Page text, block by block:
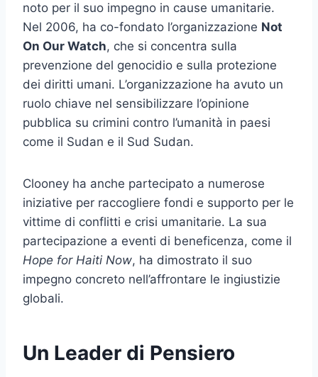
noto per il suo impegno in cause umanitarie.
Nel 2006, ha co-fondato l’organizzazione Not
On Our Watch, che si concentra sulla
prevenzione del genocidio e sulla protezione
dei diritti umani. L’organizzazione ha avuto un
ruolo chiave nel sensibilizzare l’opinione
pubblica su crimini contro l’umanità in paesi
come il Sudan e il Sud Sudan.
Clooney ha anche partecipato a numerose
iniziative per raccogliere fondi e supporto per le
vittime di conflitti e crisi umanitarie. La sua
partecipazione a eventi di beneficenza, come il
Hope for Haiti Now, ha dimostrato il suo
impegno concreto nell’affrontare le ingiustizie
globali.
Un Leader di Pensiero